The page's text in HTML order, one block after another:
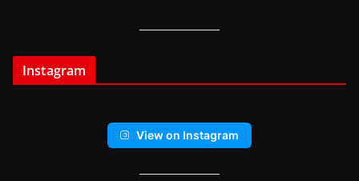
Instagram
View on Instagram